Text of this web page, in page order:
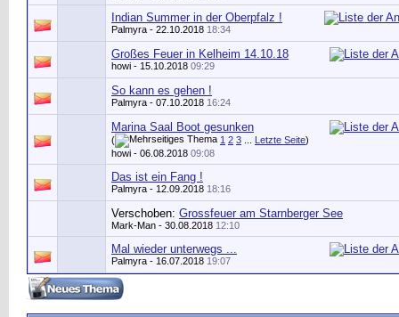
Indian Summer in der Oberpfalz !
Palmyra - 22.10.2018 18:34
Großes Feuer in Kelheim 14.10.18
howi - 15.10.2018 09:29
So kann es gehen !
Palmyra - 07.10.2018 16:24
Marina Saal Boot gesunken
( 1 2 3 Letzte Seite)
howi - 06.08.2018 09:08
Das ist ein Fang !
Palmyra - 12.09.2018 18:16
Verschoben: Grossfeuer am Starnberger See
Mark-Man - 30.08.2018 12:10
Mal wieder unterwegs ...
Palmyra - 16.07.2018 19:07